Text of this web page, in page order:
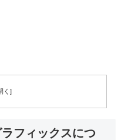
フィックスにつ